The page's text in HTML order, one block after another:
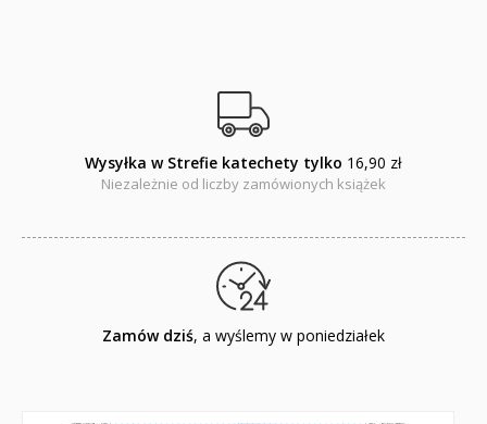
Wysyłka w Strefie katechety tylko 16,90 zł
Niezależnie od liczby zamówionych książek
Zamów dziś, a wyślemy w poniedziałek